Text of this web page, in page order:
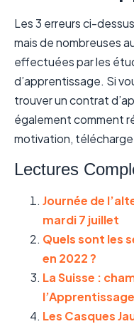
Les 3 erreurs ci-
mais de nombreuses
effectuées par les
d’apprentissage. Si
trouver un contrat
également comment
motivation,
Lectures
Journée de
mardi 7 juillet
Quels sont les
en 2022 ?
La Suisse :
l’Apprentissage
Les Casques